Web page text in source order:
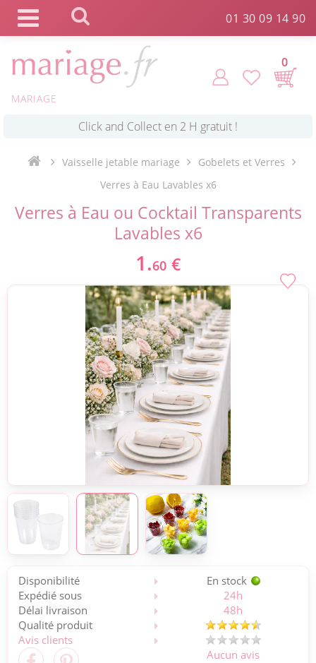
01 30 09 14 90
MARIAGE
0
Commande expédiée en 24h ! *
Livraison point relais gratuit dès 89 € !*
Payez votre commande en 4X sans frais
Vaisselle jetable mariage
Gobelets et Verres
Verres à Eau Lavables x6
Verres à Eau ou Cocktail Transparents
Lavables x6
1.60 €
Disponibilité
En stock
Expédié sous
24h
Délai livraison
48h
Qualité produit
Avis clients
Aucun avis
Panneau de gestion des cookies